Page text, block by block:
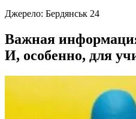
Джерело: Бердянськ 24
Важная
И, особенно, для